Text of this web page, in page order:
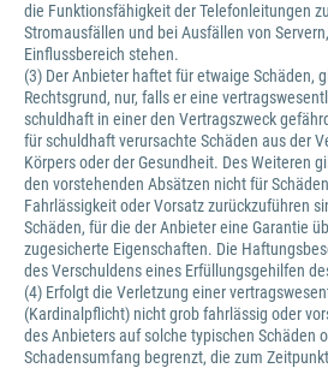
die Funktionsfähigkeit der Telefonleitungen
Stromausfällen und bei Ausfällen von
Einflussbereich stehen.
(3) Der Anbieter haftet für etwaige Schäden,
Rechtsgrund, nur, falls er eine
schuldhaft in einer den Vertragszweck
für schuldhaft verursachte Schäden aus der
Körpers oder der Gesundheit. Des Weiteren
den vorstehenden Absätzen nicht für
Fahrlässigkeit oder Vorsatz zurückzuführen
Schäden, für die der Anbieter eine Garantie
zugesicherte Eigenschaften. Die
des Verschuldens eines Erfüllungsgehilfen
(4) Erfolgt die Verletzung einer
(Kardinalpflicht) nicht grob fahrlässig oder
des Anbieters auf solche typischen Schäden
Schadensumfang begrenzt, die zum